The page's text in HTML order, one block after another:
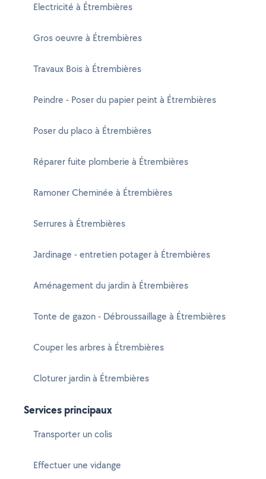
Electricité à Étrembières
Gros oeuvre à Étrembières
Travaux Bois à Étrembières
Peindre - Poser du papier peint à Étrembières
Poser du placo à Étrembières
Réparer fuite plomberie à Étrembières
Ramoner Cheminée à Étrembières
Serrures à Étrembières
Jardinage - entretien potager à Étrembières
Aménagement du jardin à Étrembières
Tonte de gazon - Débroussaillage à Étrembières
Couper les arbres à Étrembières
Cloturer jardin à Étrembières
Services principaux
Transporter un colis
Effectuer une vidange